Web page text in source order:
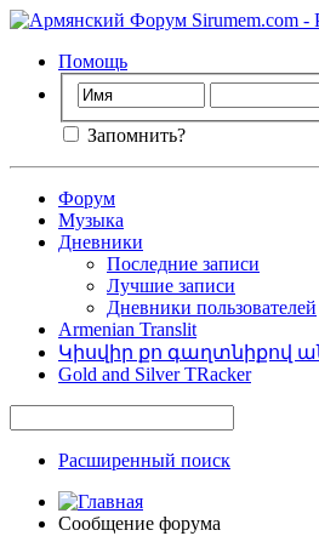
Помощь
Запомнить?
Форум
Музыка
Дневники
Последние записи
Лучшие записи
Дневники пользователей
Armenian Translit
Կիսվիր քո գաղտնիքով
Gold and Silver TRacker
Расширенный поиск
Сообщение форума